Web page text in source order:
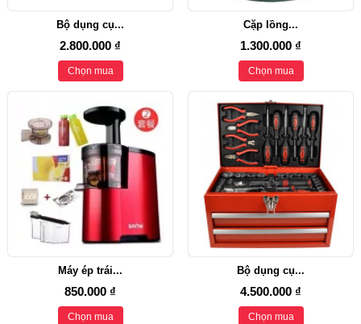
Bộ dụng cụ...
2.800.000 ₫
Chọn mua
Cặp lồng...
1.300.000 ₫
Chọn mua
Máy ép trái...
850.000 ₫
Chọn mua
Bộ dụng cụ...
4.500.000 ₫
Chọn mua